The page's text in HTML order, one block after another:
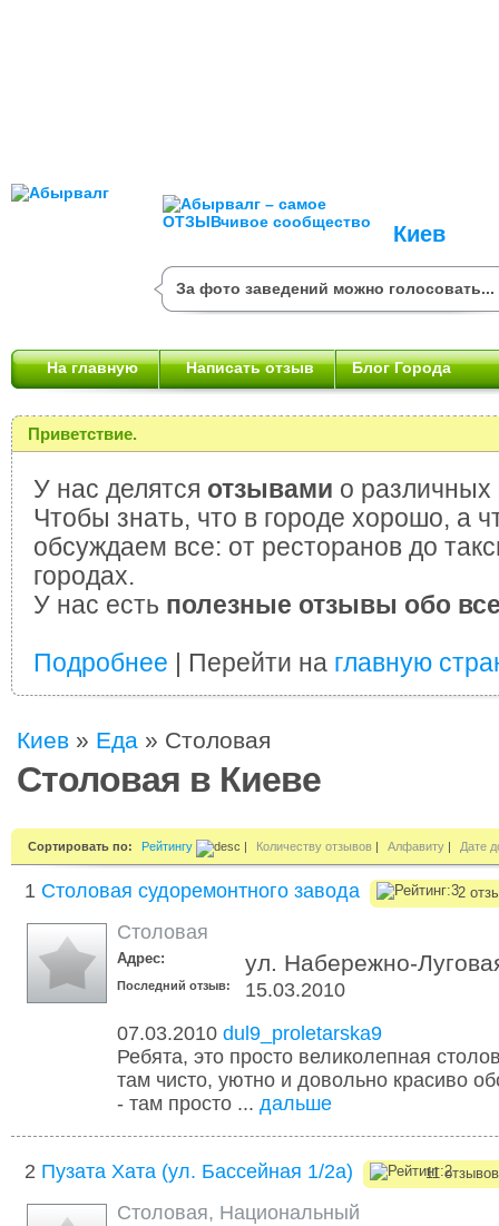
Киев
За фото заведений можно голосовать...
На главную Написать отзыв Блог Города
Приветствие.
У нас делятся отзывами о различных
Чтобы знать, что в городе хорошо, а
обсуждаем все: от ресторанов до
городах.
У нас есть полезные отзывы обо
Подробнее | Перейти на главную
Киев » Еда » Столовая
Столовая в Киеве
Сортировать по: Рейтингу | Количеству отзывов | Алфавиту | Дате
1 Столовая судоремонтного завода 2
Столовая
Адрес: ул. Набережно-
Последний отзыв:
15.03.2010
07.03.2010 dul9_proletarska9
Ребята, это просто великолепная
там чисто, уютно и довольно красиво
- там просто ... дальше
2 Пузата Хата (ул. Бассейная 1/2а) 11 отзывов
Столовая, Национальный